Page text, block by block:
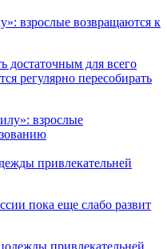
взрослые возвращаются к
достаточным для всего
регулярно пересобирать
привлекательней
пока еще слабо развит